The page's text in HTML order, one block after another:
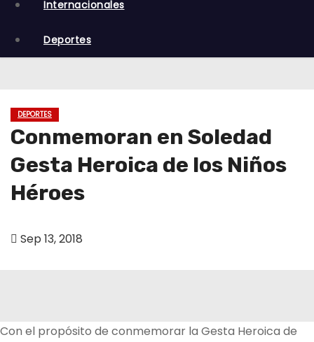
Internacionales
Deportes
DEPORTES
Conmemoran en Soledad
Gesta Heroica de los Niños
Héroes
Sep 13, 2018
Con el propósito de conmemorar la Gesta Heroica de